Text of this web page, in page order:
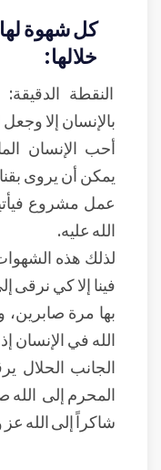
كل شهوة
خلالها:
النقطة
بالإنسان إلا
أحب الإنسان
يمكن أن يروى
عمل مشروع
الله عليه.
لذلك هذه الشهوات
فينا إلا كي
بها مرة
الله في الإنسان
الجانب الحلال
المحرم إلى الله
شاكراً إلى الله